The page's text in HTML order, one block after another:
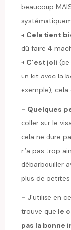
beaucoup
+ Cela tient
dû faire 4
+ C’est joli (ce
un kit avec la
exemple), cela
– Quelques
coller sur le
cela ne dure
n’a pas trop
débarbouiller
plus de petites
– J’utilise en
trouve que le
pas la bonne